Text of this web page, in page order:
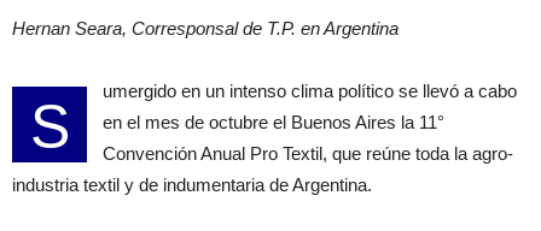
Hernan Seara, Corresponsal de T.P. en Argentina
S
umergido en un intenso clima político se llevó a cabo
en el mes de octubre el Buenos Aires la 11°
Convención Anual Pro Textil, que reúne toda la agro-
industria textil y de indumentaria de Argentina.